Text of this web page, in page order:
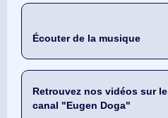
Écouter de la musique
Retrouvez nos vidéos sur le
canal "Eugen Doga"